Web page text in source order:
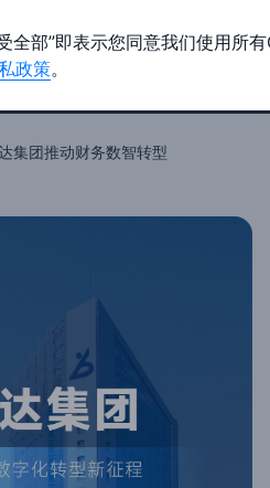
集团推动财务数智转型
部”即表示您同意我们使用所有
政策。